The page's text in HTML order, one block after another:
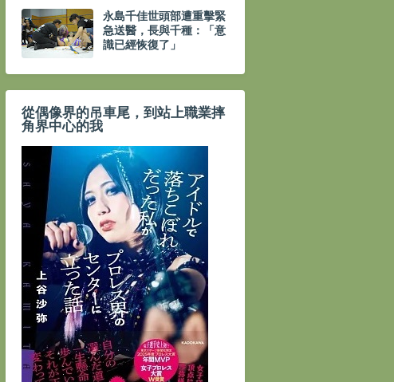
永島千佳世頭部遭重擊緊
急送醫，長與千種：「意
識已經恢復了」
從偶像界的吊車尾，到站上職業摔
角界中心的我